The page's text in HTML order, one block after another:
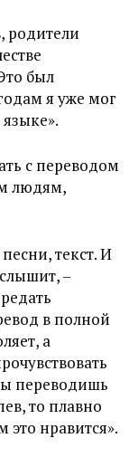
родители
был
я уже мог
с переводом
людям,
текст. И
–
в полной
а
переводишь
то плавно
нравится».